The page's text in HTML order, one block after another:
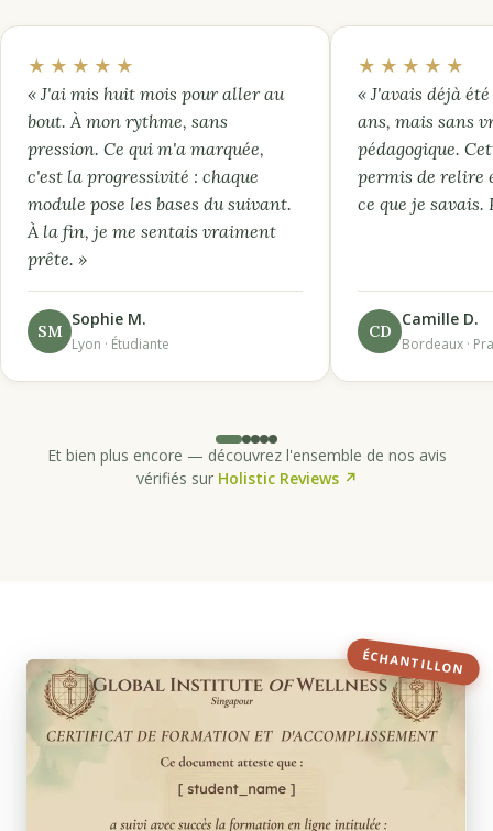
★★★★★
« J'ai mis huit mois pour aller au
bout. À mon rythme, sans
pression. Ce qui m'a marquée,
c'est la progressivité : chaque
module pose les bases du suivant.
À la fin, je me sentais vraiment
prête. »
SM
Sophie M.
Lyon · Étudiante
★★★★★
« J'avais déjà
ans, mais sans
pédagogique.
permis de relire
ce que je savais.
CD
Camille D.
Bordeaux ·
Et bien plus encore — découvrez l'ensemble de nos avis
vérifiés sur Holistic Reviews ↗
ÉCHANTILLON